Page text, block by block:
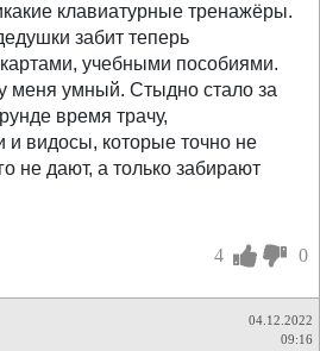
клавиатурные тренажёры.
забит теперь
учебными пособиями.
меня умный. Стыдно стало за
время трачу,
и видосы, которые точно не
не дают, а только забирают
4 0
04.12.2022
09:16